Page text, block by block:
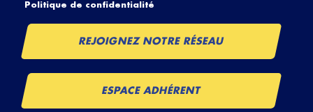
Politique de confidentialité
REJOIGNEZ NOTRE RÉSEAU
ESPACE ADHÉRENT